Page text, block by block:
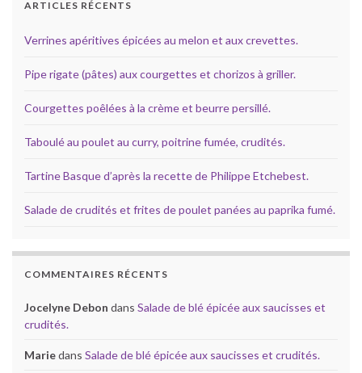
ARTICLES RÉCENTS
Verrines apéritives épicées au melon et aux crevettes.
Pipe rigate (pâtes) aux courgettes et chorizos à griller.
Courgettes poêlées à la crème et beurre persillé.
Taboulé au poulet au curry, poitrine fumée, crudités.
Tartine Basque d’après la recette de Philippe Etchebest.
Salade de crudités et frites de poulet panées au paprika fumé.
COMMENTAIRES RÉCENTS
Jocelyne Debon dans Salade de blé épicée aux saucisses et
crudités.
Mariedans Salade de blé épicée aux saucisses et crudités.